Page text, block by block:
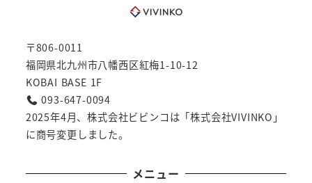
〒806-0011
福岡県北九州市八幡西区紅梅1-10-12
KOBAI BASE 1F
093-647-0094
2025年4月、株式会社ビビンコは「株式会社VIVINKO」
に商号変更しました。
メニュー